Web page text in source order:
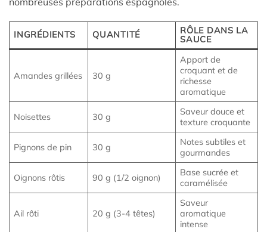
INGRÉDIENTS QUANTITÉ
RÔLE DANS LA
SAUCE
Amandes grillées 30 g
Apport de
croquant et de
richesse
aromatique
Noisettes 30 g
Saveur douce et
texture croquante
Pignons de pin 30 g
Notes subtiles et
gourmandes
Oignons rôtis 90 g (1/2 oignon)
Base sucrée et
caramélisée
Ail rôti 20 g (3-4 têtes)
Saveur
aromatique
intense